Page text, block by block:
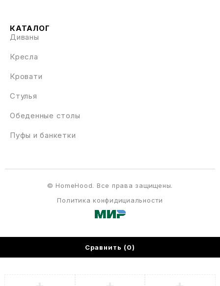
КАТАЛОГ
Диваны
Кресла
Кровати
Стулья
Обеденные столы
Пуфы и банкетки
Политика конфидициальности
© HomeHood. Все права защищены.
Сравнить (0)